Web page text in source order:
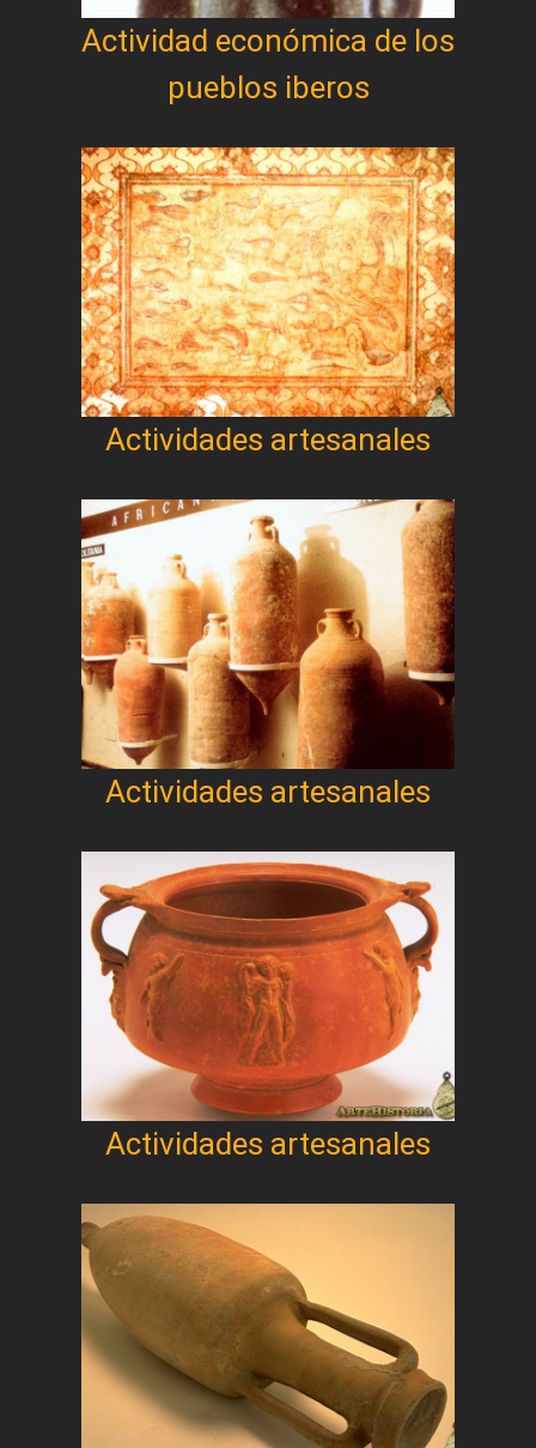
Actividad económica de los
pueblos iberos
Actividades artesanales
Actividades artesanales
Actividades artesanales